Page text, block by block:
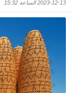
2023-12-13 الساعة 15:32